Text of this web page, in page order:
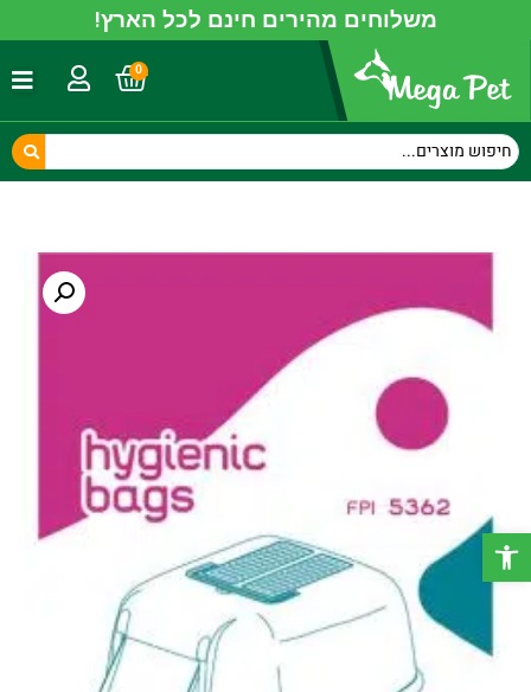
פתח סרגל נגישות
משלוחים מהירים חינם לכל הארץ!
0